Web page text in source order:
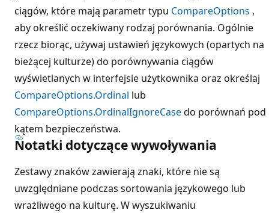
ciągów, które mają parametr typu CompareOptions ,
aby określić oczekiwany rodzaj porównania. Ogólnie
rzecz biorąc, używaj ustawień językowych (opartych na
bieżącej kulturze) do porównywania ciągów
wyświetlanych w interfejsie użytkownika oraz określaj
CompareOptions.Ordinal lub
CompareOptions.OrdinalIgnoreCasedo porównań pod
kątem bezpieczeństwa.
Notatki dotyczące wywoływania
Zestawy znaków zawierają znaki, które nie są
uwzględniane podczas sortowania językowego lub
wrażliwego na kulturę. W wyszukiwaniu